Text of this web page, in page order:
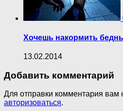
Хочешь накормить
13.02.2014
Добавить комментарий
Для отправки комментария вам
авторизоваться.